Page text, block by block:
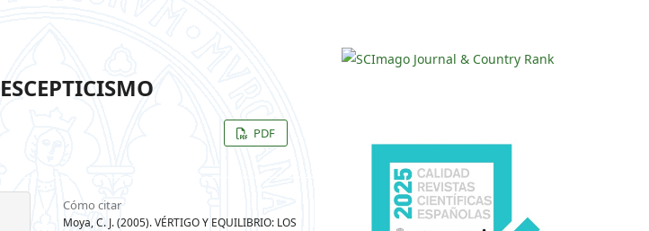
PDF
Cómo citar
Moya, C. J. (2005). VÉRTIGO Y EQUILIBRIO: LOS